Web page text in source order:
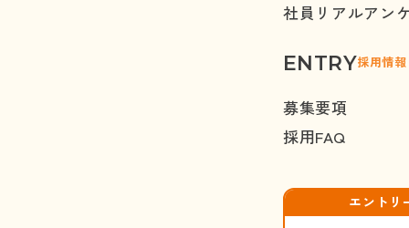
社員リアルアン
ENTRY採用情報
募集要項
採用FAQ
エントリ